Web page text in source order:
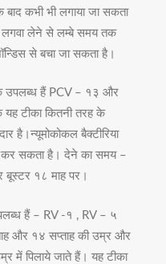
कभी भी लगाया जा सकता
लेने से लम्बे समय तक
से बचा जा सकता है।
उपलब्ध हैं PCV – १३ और
टीका कितनी तरह के
है।न्यूमोकोकल बैक्टीरिया
कर सकता है। देने का समय –
बूस्टर १८ माह पर।
हैं – RV -१ , RV – ५
और १४ सप्ताह की उम्र और
में पिलाये जाते हैं। यह टीका